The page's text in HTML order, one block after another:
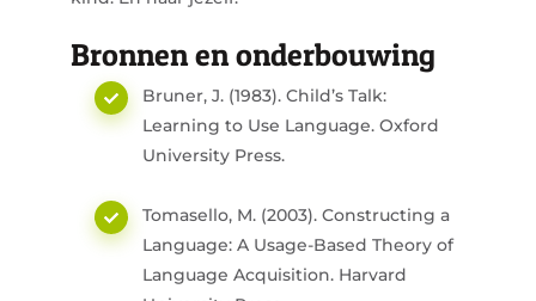
Bronnen en onderbouwing
Bruner, J. (1983). Child’s Talk:
Learning to Use Language. Oxford
University Press.
Tomasello, M. (2003). Constructing a
Language: A Usage-Based Theory of
Language Acquisition. Harvard